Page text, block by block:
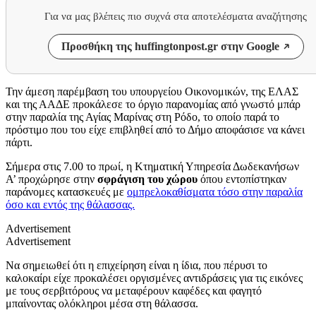
Για να μας βλέπεις πιο συχνά στα αποτελέσματα αναζήτησης
Προσθήκη της huffingtonpost.gr στην Google
Την άμεση παρέμβαση του υπουργείου Οικονομικών, της ΕΛΑΣ
και της ΑΑΔΕ προκάλεσε το όργιο παρανομίας από γνωστό μπάρ
στην παραλία της Αγίας Μαρίνας στη Ρόδο, το οποίο παρά το
πρόστιμο που του είχε επιβληθεί από το Δήμο αποφάσισε να κάνει
πάρτι.
Σήμερα στις 7.00 το πρωί, η Κτηματική Υπηρεσία Δωδεκανήσων
Α’ προχώρησε στην σφράγιση του χώρου όπου εντοπίστηκαν
παράνομες κατασκευές με ομπρελοκαθίσματα τόσο στην παραλία
όσο και εντός της θάλασσας.
Advertisement
Advertisement
Να σημειωθεί ότι η επιχείρηση είναι η ίδια, που πέρυσι το
καλοκαίρι είχε προκαλέσει οργισμένες αντιδράσεις για τις εικόνες
με τους σερβιτόρους να μεταφέρουν καφέδες και φαγητό
μπαίνοντας ολόκληροι μέσα στη θάλασσα.